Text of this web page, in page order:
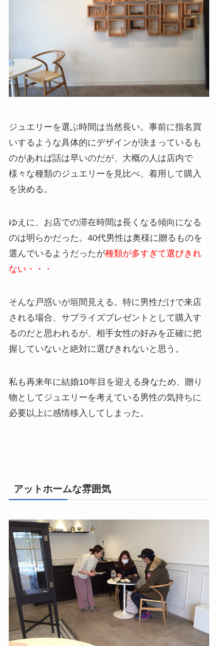
ジュエリーを選ぶ時間は当然長い。事前に指名買
いするような具体的にデザインが決まっているも
のがあれば話は早いのだが、大概の人は店内で
様々な種類のジュエリーを見比べ、着用して購入
を決める。
ゆえに、お店での滞在時間は長くなる傾向になる
のは明らかだった。40代男性は奥様に贈るものを
選んでいるようだったが種類が多すぎて選びきれ
ない・・・
そんな戸惑いが垣間見える。特に男性だけで来店
される場合、サプライズプレゼントとして購入す
るのだと思われるが、相手女性の好みを正確に把
握していないと絶対に選びきれないと思う。
私も再来年に結婚10年目を迎える身なため、贈り
物としてジュエリーを考えている男性の気持ちに
必要以上に感情移入してしまった。
アットホームな雰囲気